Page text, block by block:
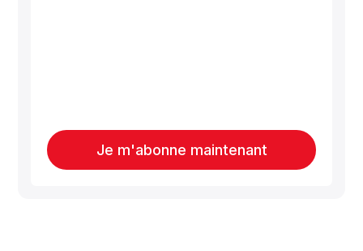
Je m'abonne maintenant